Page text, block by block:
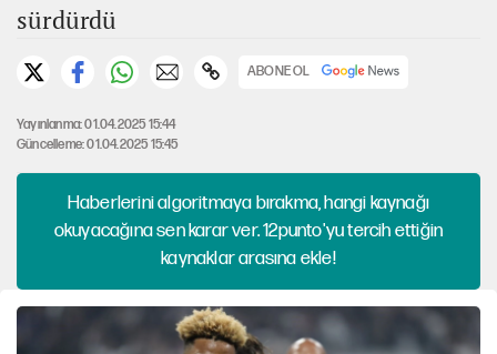
sürdürdü
ABONE OL
Yayınlanma: 01.04.2025 15:44
Güncelleme: 01.04.2025 15:45
Haberlerini algoritmaya bırakma, hangi kaynağı
okuyacağına sen karar ver. 12punto'yu tercih ettiğin
kaynaklar arasına ekle!